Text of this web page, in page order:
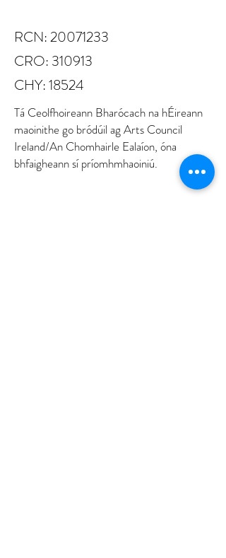
RCN:20071233
CRO: 310913
CHY: 18524
Tá Ceolfhoireann Bharócach na hÉireann
maoinithe go bródúil ag Arts Council
Ireland/An Chomhairle Ealaíon, óna
bhfaigheann sí príomhmhaoiniú.